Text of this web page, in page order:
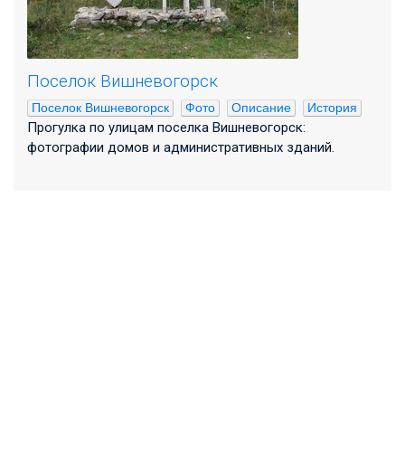
Поселок Вишневогорск
Поселок Вишневогорск Фото Описание История
Прогулка по улицам поселка Вишневогорск:
фотографии домов и административных зданий.